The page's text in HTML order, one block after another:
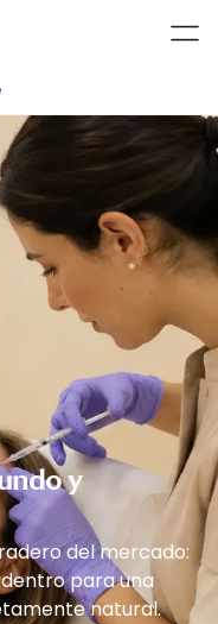
y
del mercado:
para una
natural.